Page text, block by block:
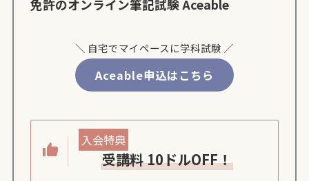
免許のオンライン筆記試験 Aceable
＼ 自宅でマイペースに学科試験 ／
Aceable申込はこちら
入会特典
受講料 10ドルOFF！